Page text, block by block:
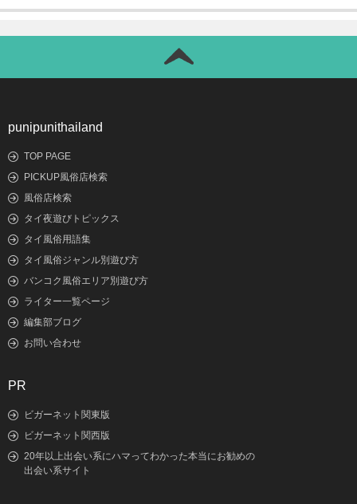
punipunithailand
TOP PAGE
PICKUP風俗店検索
風俗店検索
タイ夜遊びトピックス
タイ風俗用語集
タイ風俗ジャンル別遊び方
バンコク風俗エリア別遊び方
ライター一覧ページ
編集部ブログ
お問い合わせ
PR
ビガーネット関東版
ビガーネット関西版
20年以上出会い系にハマってわかった本当にお勧めの
出会い系サイト